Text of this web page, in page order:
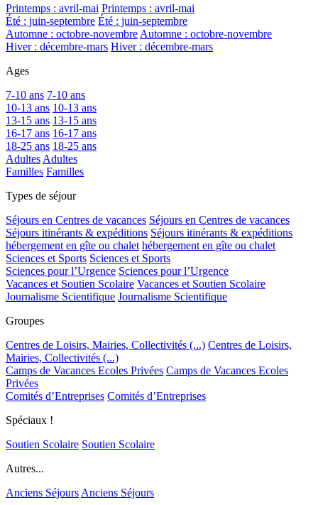
Printemps : avril-mai Printemps : avril-mai
Été : juin-septembre Été : juin-septembre
Automne : octobre-novembre Automne : octobre-novembre
Hiver : décembre-mars Hiver : décembre-mars
Ages
7-10 ans 7-10 ans
10-13 ans 10-13 ans
13-15 ans 13-15 ans
16-17 ans 16-17 ans
18-25 ans 18-25 ans
Adultes Adultes
Familles Familles
Types de séjour
Séjours en Centres de vacances Séjours en Centres de vacances
Séjours itinérants & expéditions Séjours itinérants & expéditions
hébergement en gîte ou chalet hébergement en gîte ou chalet
Sciences et Sports Sciences et Sports
Sciences pour l’Urgence Sciences pour l’Urgence
Vacances et Soutien Scolaire Vacances et Soutien Scolaire
Journalisme Scientifique Journalisme Scientifique
Groupes
Centres de Loisirs, Mairies, Collectivités (...) Centres de Loisirs,
Mairies, Collectivités (...)
Camps de Vacances Ecoles Privées Camps de Vacances Ecoles
Privées
Comités d’Entreprises Comités d’Entreprises
Spéciaux !
Soutien Scolaire Soutien Scolaire
Autres...
Anciens Séjours Anciens Séjours